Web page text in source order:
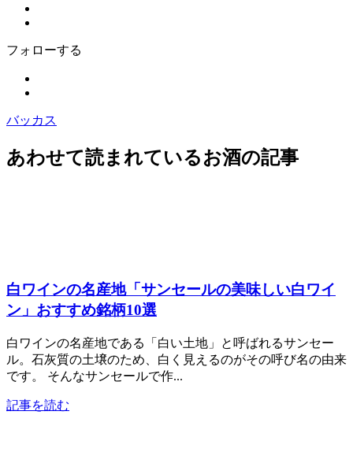
フォローする
バッカス
あわせて読まれているお酒の記事
白ワインの名産地「サンセールの美味しい白ワイ
ン」おすすめ銘柄10選
白ワインの名産地である「白い土地」と呼ばれるサンセー
ル。石灰質の土壌のため、白く見えるのがその呼び名の由来
です。 そんなサンセールで作...
記事を読む